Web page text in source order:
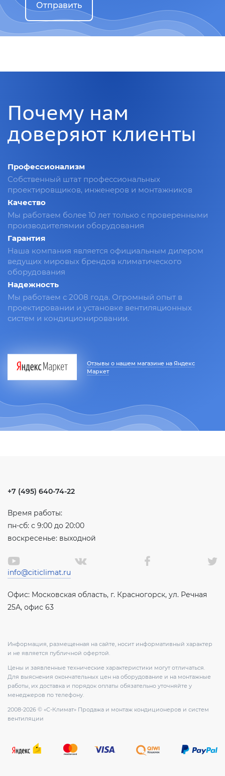
Отправить
Почему нам
доверяют клиенты
Профессионализм
Собственный штат профессиональных
проектировщиков, инженеров и монтажников
Качество
Мы работаем более 10 лет только с проверенными
производителямии оборудования
Гарантия
Наша компания является официальным дилером
ведущих мировых брендов климатического
оборудования
Надежность
Мы работаем с 2008 года. Огромный опыт в
проектировании и установке вентиляционных
систем и кондиционировании.
Отзывы о нашем магазине на Яндекс
Маркет
+7 (495) 640-74-22
Время работы:
пн-сб: с 9:00 до 20:00
воскресенье: выходной
info@citiclimat.ru
Офис: Московская область, г. Красногорск, ул. Речная
25А, офис 63
Информация, размещенная на сайте, носит информативный характер
и не является публичной офертой.
Цены и заявленные технические характеристики могут отличаться.
Для выяснения окончательных цен на оборудование и на монтажные
работы, их доставка и порядок оплаты обязательно уточняйте у
менеджеров по телефону.
2008-2026 © «С-Климат» Продажа и монтаж кондиционеров и систем
вентиляции